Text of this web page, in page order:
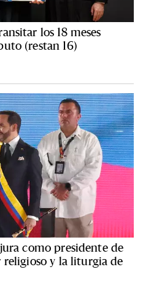
los 18 meses
(restan 16)
como presidente de
y la liturgia de